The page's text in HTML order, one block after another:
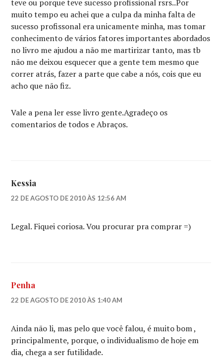
teve ou porque teve sucesso profissional rsrs..Por
muito tempo eu achei que a culpa da minha falta de
sucesso profissonal era unicamente minha, mas tomar
conhecimento de vários fatores importantes abordados
no livro me ajudou a não me martirizar tanto, mas tb
não me deixou esquecer que a gente tem mesmo que
correr atrás, fazer a parte que cabe a nós, cois que eu
acho que não fiz.
Vale a pena ler esse livro gente.Agradeço os
comentarios de todos e Abraços.
Kessia
22 DE AGOSTO DE 2010 ÀS 12:56 AM
Legal. Fiquei coriosa. Vou procurar pra comprar =)
Penha
22 DE AGOSTO DE 2010 ÀS 1:40 AM
Ainda não li, mas pelo que você falou, é muito bom ,
principalmente, porque, o individualismo de hoje em
dia, chega a ser futilidade.